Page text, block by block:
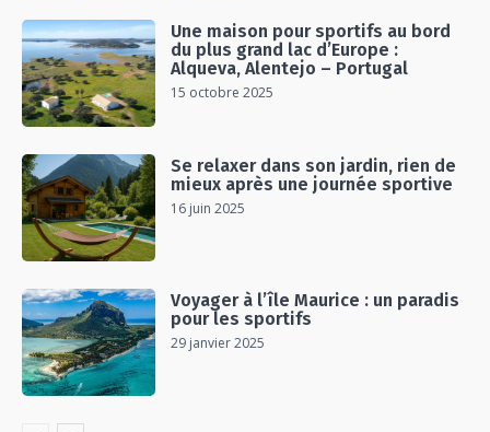
Une maison pour sportifs au bord
du plus grand lac d’Europe :
Alqueva, Alentejo – Portugal
15 octobre 2025
Se relaxer dans son jardin, rien de
mieux après une journée sportive
16 juin 2025
Voyager à l’île Maurice : un paradis
pour les sportifs
29 janvier 2025